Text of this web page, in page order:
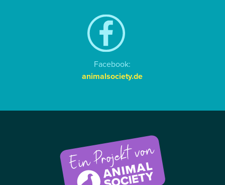
Facebook:
animalsociety.de